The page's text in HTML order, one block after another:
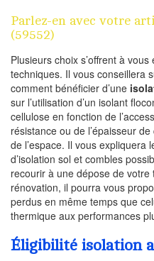
Parlez-en avec votre
(59552)
Plusieurs choix s’offrent à
techniques. Il vous conseillera
comment bénéficier d’une
sur l’utilisation d’un isolant
cellulose en fonction de
résistance ou de l’épaisseur
de l’espace. Il vous expliquera
d’isolation sol et combles
recourir à une dépose de votre
rénovation, il pourra vous
perdus en même temps que
thermique aux performances
Éligibilité isolation